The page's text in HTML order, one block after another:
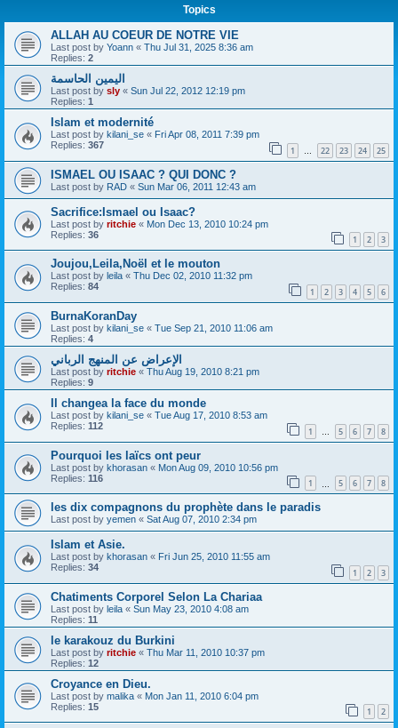
Topics
ALLAH AU COEUR DE NOTRE VIE
Last post by Yoann « Thu Jul 31, 2025 8:36 am
Replies: 2
اليمين الحاسمة
Last post by sly « Sun Jul 22, 2012 12:19 pm
Replies: 1
Islam et modernité
Last post by kilani_se « Fri Apr 08, 2011 7:39 pm
Replies: 367 1 … 22 23 24 25
ISMAEL OU ISAAC ? QUI DONC ?
Last post by RAD « Sun Mar 06, 2011 12:43 am
Sacrifice:Ismael ou Isaac?
Last post by ritchie « Mon Dec 13, 2010 10:24 pm
Replies: 36 1 2 3
Joujou,Leila,Noël et le mouton
Last post by leila « Thu Dec 02, 2010 11:32 pm
Replies: 84 1 2 3 4 5 6
BurnaKoranDay
Last post by kilani_se « Tue Sep 21, 2010 11:06 am
Replies: 4
الإعراض عن المنهج الرباني
Last post by ritchie « Thu Aug 19, 2010 8:21 pm
Replies: 9
Il changea la face du monde
Last post by kilani_se « Tue Aug 17, 2010 8:53 am
Replies: 112 1 … 5 6 7 8
Pourquoi les laïcs ont peur
Last post by khorasan « Mon Aug 09, 2010 10:56 pm
Replies: 116 1 5 6 7 8
les dix compagnons du prophète dans le paradis
Last post by yemen « Sat Aug 07, 2010 2:34 pm
Islam et Asie.
Last post by khorasan « Fri Jun 25, 2010 11:55 am
Replies: 34 1 2 3
Chatiments Corporel Selon La Chariaa
Last post by leila « Sun May 23, 2010 4:08 am
Replies: 11
le karakouz du Burkini
Last post by ritchie « Thu Mar 11, 2010 10:37 pm
Replies: 12
Croyance en Dieu.
Last post by malika « Mon Jan 11, 2010 6:04 pm
Replies: 15 1 2